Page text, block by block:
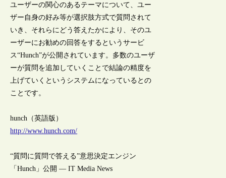
ユーザーの関心のあるテーマについて、ユー
ザー自身の好み等が選択肢方式で質問されて
いき、それらにどう答えたかにより、そのユ
ーザーにお勧めの回答をするというサービ
ス“Hunch”が公開されています。多数のユーザ
ーが質問を追加していくことで結論の精度を
上げていくというシステムになっているとの
ことです。
hunch（英語版）
http://www.hunch.com/
“質問に質問で答える”意思決定エンジン
「Hunch」公開 — IT Media News